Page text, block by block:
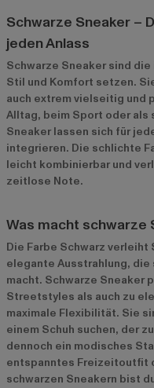
Schwarze Sneaker –
jeden Anlass
Schwarze Sneaker sind
Stil und Komfort setzen.
auch extrem vielseitig und
Alltag, beim Sport oder
Sneaker lassen sich für
integrieren. Die schlichte
leicht kombinierbar und
zeitlose Note.
Was macht schwarze
Die Farbe Schwarz
elegante Ausstrahlung,
macht. Schwarze Sneaker
Streetstyles als auch zu
maximale Flexibilität. Sie
einem Schuh suchen, der
dennoch ein modisches
entspanntes Freizeitoutfit
schwarzen Sneakern bist